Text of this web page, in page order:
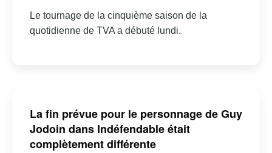
Le tournage de la cinquième saison de la
quotidienne de TVA a débuté lundi.
La fin prévue pour le personnage de Guy
Jodoin dans Indéfendable était
complètement différente